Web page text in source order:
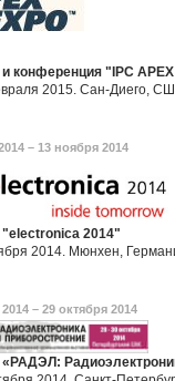
конференция "IPC
2015. Сан-Диего,
– 13 ноября 2014
"electronica 2014"
2014. Мюнхен,
– 29 октября 2014